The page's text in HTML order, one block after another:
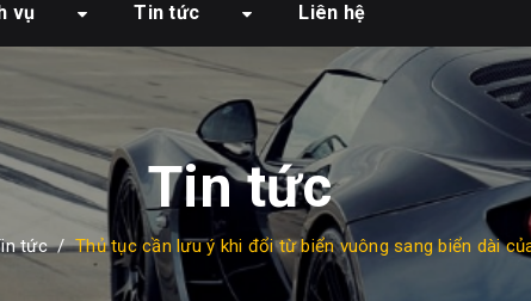
vụ Tin tức Liên hệ
Tin tức
tức / Thủ tục cần lưu ý khi đổi từ biển vuông sang biển dài